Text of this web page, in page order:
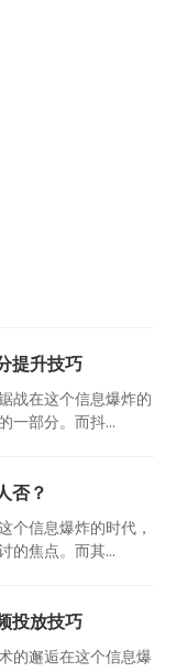
提升技巧
战在这个信息爆炸的
一部分。而抖...
否？
个信息爆炸的时代，
的焦点。而其...
投放技巧
的邂逅在这个信息爆